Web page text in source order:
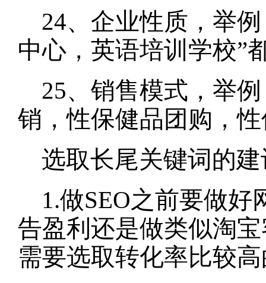
24、企业性质，举
中心，英语培训学校”
25、销售模式，举
销，性保健品团购，
选取长尾关键词的
1.做SEO之前要做
告盈利还是做类似淘
需要选取转化率比较